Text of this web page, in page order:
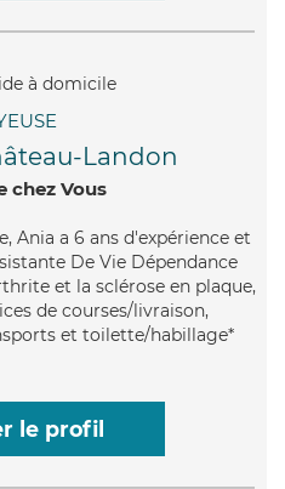
Landon
chez Vous
Ania a 6 ans d'expérience et
De Vie Dépendance
et la sclérose en plaque,
de courses/livraison,
et toilette/habillage*
le profil